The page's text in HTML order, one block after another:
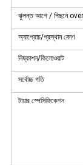
ঝুলন্ত আগে / পিছনে
অ্যাপ্রোচ/প্রস্থান কোণ
নিষ্কাশন/কিলোওয়াট
সর্বোচ্চ গতি
টায়ার স্পেসিফিকেশন